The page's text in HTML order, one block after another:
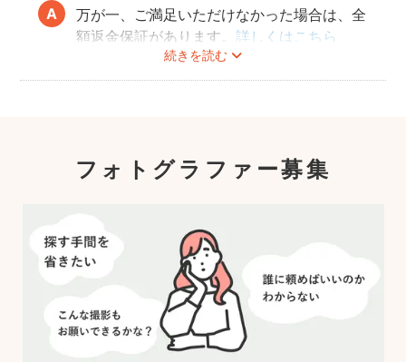
続きを読む
万が一、ご満足いただけなかった場合は、全
額返金保証があります。詳しくはこちら
フォトグラファー募集